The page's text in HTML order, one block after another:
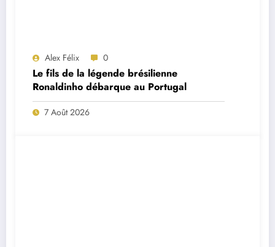
Alex Félix 0
Le fils de la légende brésilienne
Ronaldinho débarque au Portugal
7 Août 2026